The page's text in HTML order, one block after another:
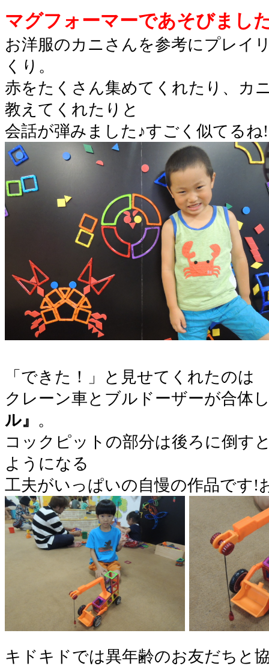
マグフォーマーであそびまし
お洋服のカニさんを参考にプレイ
くり。
赤をたくさん集めてくれたり、カ
教えてくれたりと
会話が弾みました♪すごく似てるね!
「できた！」と見せてくれたのは
クレーン車とブルドーザーが合体
ル』 。
コックピットの部分は後ろに倒す
ようになる
工夫がいっぱいの自慢の作品です!
キドキドでは異年齢のお友だちと